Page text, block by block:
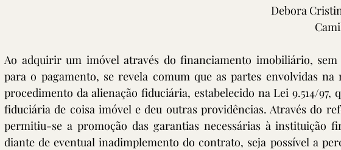
Debora
Ao adquirir um imóvel através do financiamento imobiliário,
para o pagamento, se revela comum que as partes envolvidas na
procedimento da alienação fiduciária, estabelecido na Lei 9.514/97,
fiduciária de coisa imóvel e deu outras providências. Através do
permitiu-se a promoção das garantias necessárias à instituição
diante de eventual inadimplemento do contrato, seja possível a